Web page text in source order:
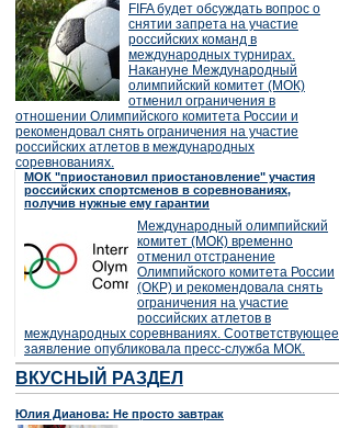
FIFA будет обсуждать вопрос о
снятии запрета на участие
российских команд в
международных турнирах.
Накануне Международный
олимпийский комитет (МОК)
отменил ограничения в
отношении Олимпийского комитета России и
рекомендовал снять ограничения на участие
российских атлетов в международных
соревнованиях.
МОК "приостановил приостановление" участия
российских спортсменов в соревнованиях,
получив нужные ему гарантии
Международный олимпийский
комитет (МОК) временно
отменил отстранение
Олимпийского комитета России
(ОКР) и рекомендовала снять
ограничения на участие
российских атлетов в
международных соревнваниях. Соответствующее
заявление опубликовала пресс-служба МОК.
ВКУСНЫЙ РАЗДЕЛ
Юлия Дианова: Не просто завтрак